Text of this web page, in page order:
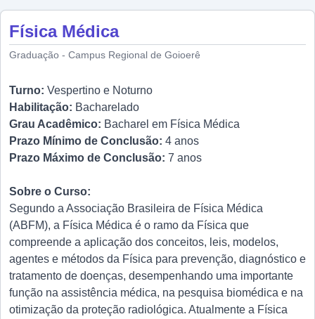
Física Médica
Graduação - Campus Regional de Goioerê
Turno: Vespertino e Noturno
Habilitação: Bacharelado
Grau Acadêmico: Bacharel em Física Médica
Prazo Mínimo de Conclusão: 4 anos
Prazo Máximo de Conclusão: 7 anos
Sobre o Curso:
Segundo a Associação Brasileira de Física Médica
(ABFM), a Física Médica é o ramo da Física que
compreende a aplicação dos conceitos, leis, modelos,
agentes e métodos da Física para prevenção, diagnóstico e
tratamento de doenças, desempenhando uma importante
função na assistência médica, na pesquisa biomédica e na
otimização da proteção radiológica. Atualmente a Física